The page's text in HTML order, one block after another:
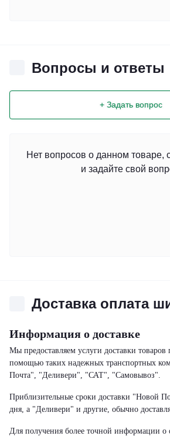
Вопросы и ответы
+ Задать вопрос
Нет вопросов о данном товаре,
и задайте свой
Доставка оплата
Информация о доставке
Мы предоставляем услуги доставки товаров
помощью таких надежных транспортных
Почта", "Деливери", "САТ", "Самовывоз".
Приблизительные сроки доставки "Новой
дня, а "Деливери" и другие, обычно
Для получения более точной информации о